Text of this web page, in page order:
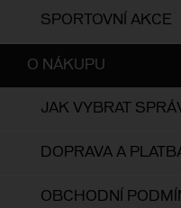
SPORTOVNÍ AKCE
O NÁKUPU
JAK VYBRAT
DOPRAVA A
OBCHODNÍ